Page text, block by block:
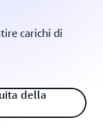
carichi di
della